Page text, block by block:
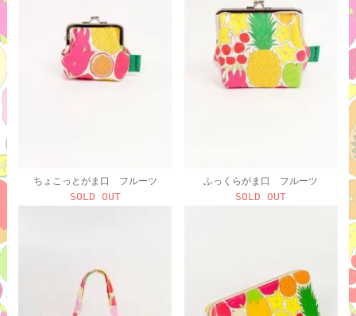
ちょこっとがま口 フルーツ
SOLD OUT
ふっくらがま口 フルーツ
SOLD OUT